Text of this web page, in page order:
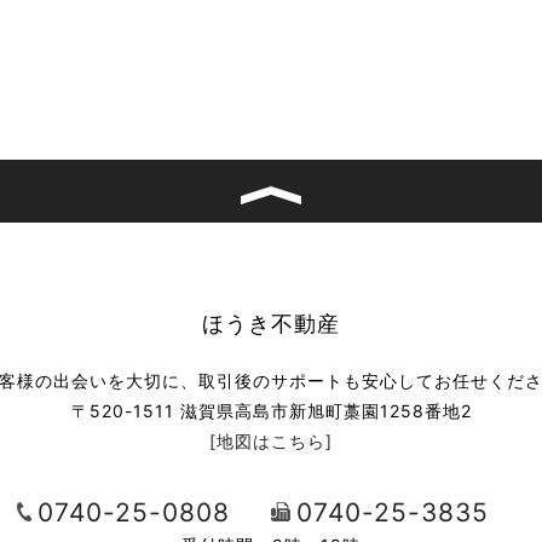
ほうき不動産
様の出会いを大切に、取引後のサポートも安心してお任せくだ
〒520-1511 滋賀県高島市新旭町藁園1258番地2
[地図はこちら]
0740-25-0808 0740-25-3835